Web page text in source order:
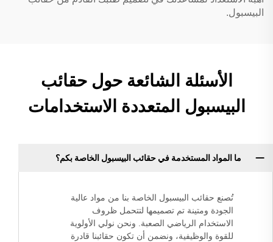
البيسبول.
الأسئلة الشائعة حول حقائب
البيسبول المتعددة الاستخدامات
ما المواد المستخدمة في حقائب البيسبول الخاصة بكم؟
تُصنع حقائب البيسبول الخاصة بنا من مواد عالية
الجودة ومتينة تم تصميمها لتتحمل ظروف
الاستخدام الرياضي الصعبة. ونحن نولي الأولوية
للقوة والوظيفية، ونضمن أن تكون حقائبنا قادرة